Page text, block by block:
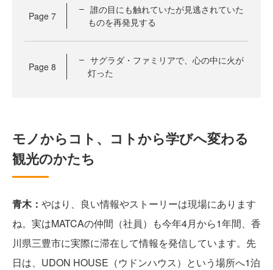
Page 7
誰の目にも触れていたが見逃されていた
ものを再発見する
Page 8
サグラダ・ファミリアで、心の中に火が
灯った
モノからコト、コトから学びへ変わる
観光のかたち
青木： やはり、良い情報やストーリーは現場にあります
ね。実はMATCAの仲間（社員）も今年4月から1年間、香
川県三豊市に実際に滞在して情報を発信しています。先
日は、UDON HOUSE（ウドンハウス）という場所へ1泊